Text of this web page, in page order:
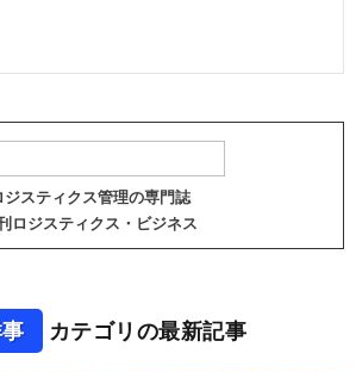
ジスティクス管理の専門誌
ロジスティクス・ビジネス
カテゴリの最新記事